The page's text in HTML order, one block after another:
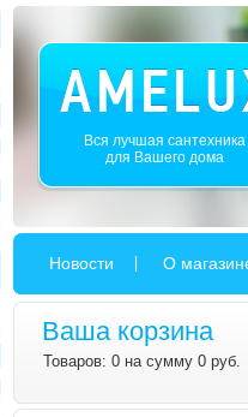
Вся лучшая сантехника
для Вашего дома
Новости О
Ваша корзина
Товаров: 0 на сумму 0 руб.